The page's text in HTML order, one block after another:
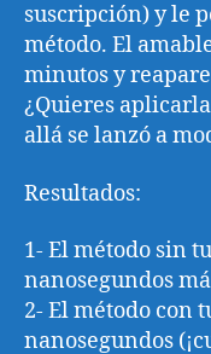
suscripción) y le
método. El
minutos y
¿Quieres
allá se lanzó a
Resultados:
1- El método sin
nanosegundos
2- El método con
nanosegundos